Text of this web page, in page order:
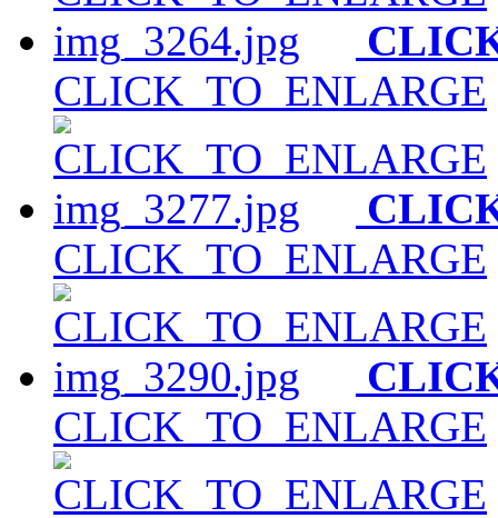
CLICK_TO_ENLARGE
CLICK_TO_ENLARGE
CLICK_TO_ENLARGE